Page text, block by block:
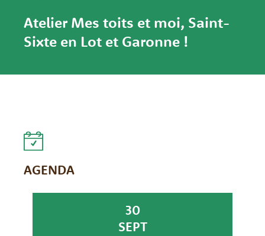
Atelier Mes toits et moi, Saint-
Sixte en Lot et Garonne !
AGENDA
30
SEPT